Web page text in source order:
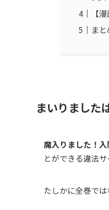
【
ま
まいりました
魔入りました！
とができる違法サ
たしかに全巻で